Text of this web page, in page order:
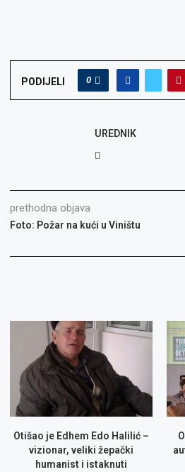
PODIJELI 0
UREDNIK
prethodna objava
Foto: Požar na kući u Viništu
Otišao je Edhem Edo Halilić –
vizionar, veliki žepački
humanist i istaknuti